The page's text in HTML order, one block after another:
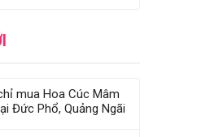
mua Hoa Cúc Mâm
Đức Phổ, Quảng Ngãi